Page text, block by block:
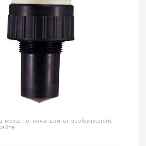
может отличаться от изображений,